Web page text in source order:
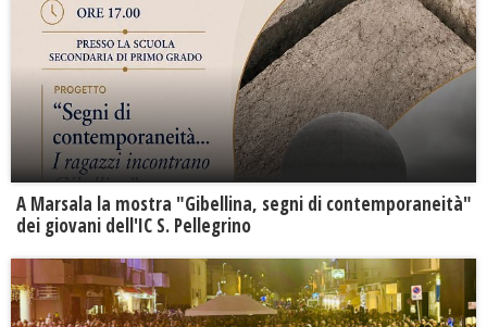
A Marsala la mostra "Gibellina, segni di contemporaneità"
dei giovani dell'IC S. Pellegrino